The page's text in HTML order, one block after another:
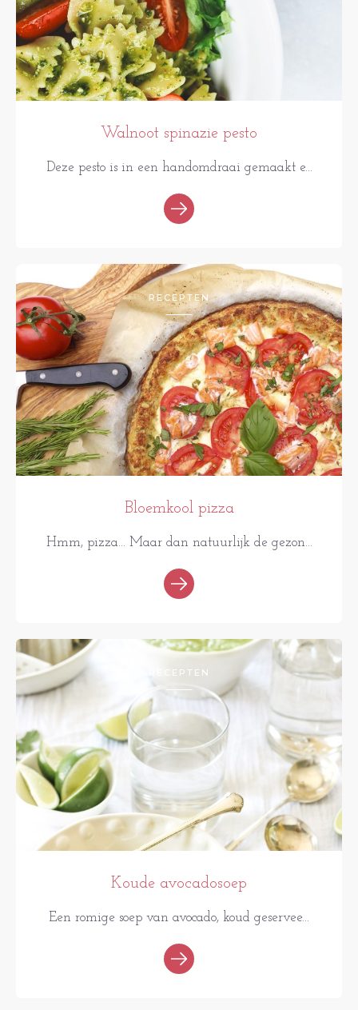
Walnoot spinazie pesto
Deze pesto is in een handomdraai gemaakt e...
RECEPTEN
Bloemkool pizza
Hmm, pizza... Maar dan natuurlijk de gezon...
RECEPTEN
Koude avocadosoep
Een romige soep van avocado, koud geservee...